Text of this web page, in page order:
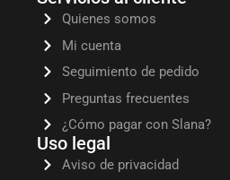
Quienes somos
Mi cuenta
Seguimiento de pedido
Preguntas frecuentes
¿Cómo pagar con Slana?
Uso legal
Aviso de privacidad